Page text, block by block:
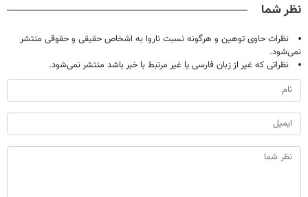
نظر شما
نظرات حاوی توهین و هرگونه نسبت ناروا به اشخاص حقیقی و حقوقی منتشر
نمی‌شود.
نظراتی که غیر از زبان فارسی یا غیر مرتبط با خبر باشد منتشر نمی‌شود.